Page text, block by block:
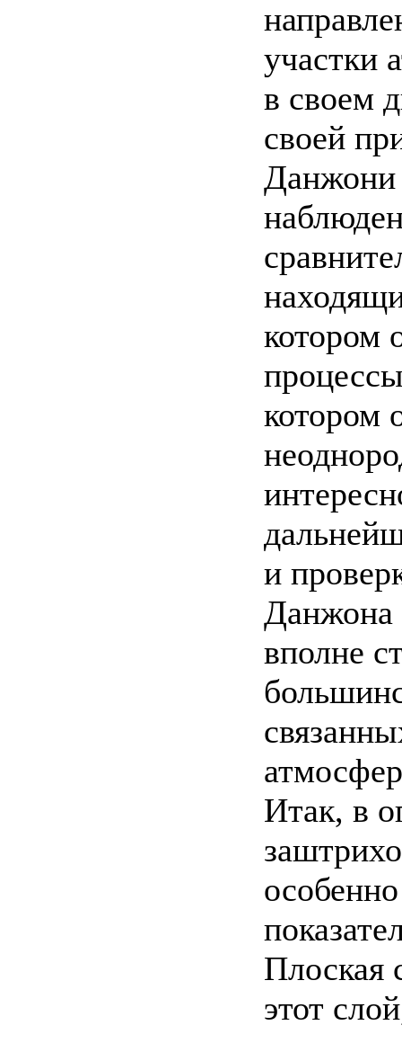
участки
в своем
своей
Данжони
котором
котором
и
Данжона
вполне
Итак, в
Плоская
этот